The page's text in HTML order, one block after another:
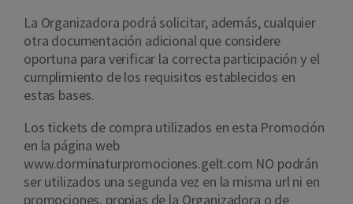
La Organizadora podrá solicitar, además, cualquier
otra documentación adicional que considere
oportuna para verificar la correcta participación y el
cumplimiento de los requisitos establecidos en
estas bases.
Los tickets de compra utilizados en esta Promoción
en la página web
www.dorminaturpromociones.gelt.com NO podrán
ser utilizados una segunda vez en la misma url ni en
promociones, propias de la Organizadora o de